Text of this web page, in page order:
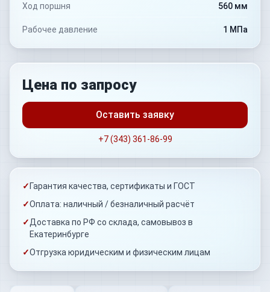
Ход поршня 560 мм
Рабочее давление 1 МПа
Цена по запросу
Оставить заявку
+7 (343) 361-86-99
✓ Гарантия качества, сертификаты и ГОСТ
✓Оплата: наличный / безналичный расчёт
✓Доставка по РФ со склада, самовывоз в
Екатеринбурге
✓Отгрузка юридическим и физическим лицам